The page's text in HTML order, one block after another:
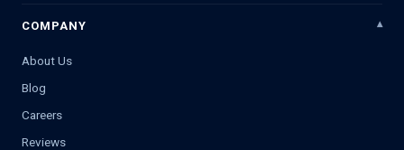
COMPANY
About Us
Blog
Careers
Reviews